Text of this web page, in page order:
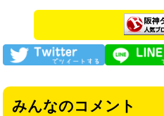
みんなのコメント